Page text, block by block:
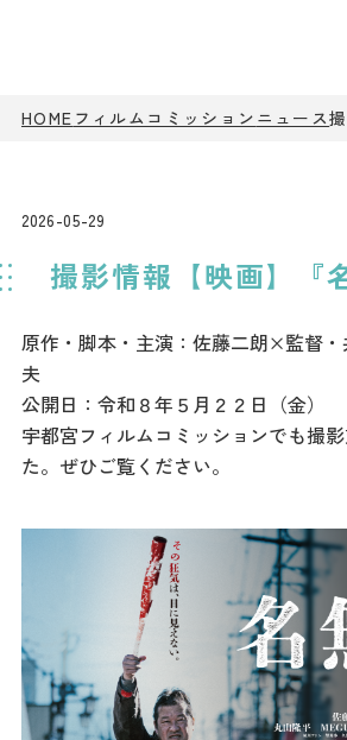
HOME フィルムコミッション ニュース
撮影情報【映画】『
2026-05-29
原作・脚本・主演：佐藤二朗×監督
夫
公開日：令和８年５月２２日（金）
宇都宮フィルムコミッションでも撮
た。ぜひご覧ください。
フ
ロ